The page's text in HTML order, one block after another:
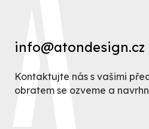
info@atondesign.cz
Kontaktujte nás s vašimi
obratem se ozveme a